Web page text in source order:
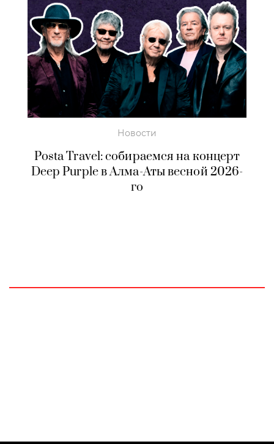
Новости
Posta Travel: собираемся на концерт
Deep Purple в Алма-Аты весной 2026-
го